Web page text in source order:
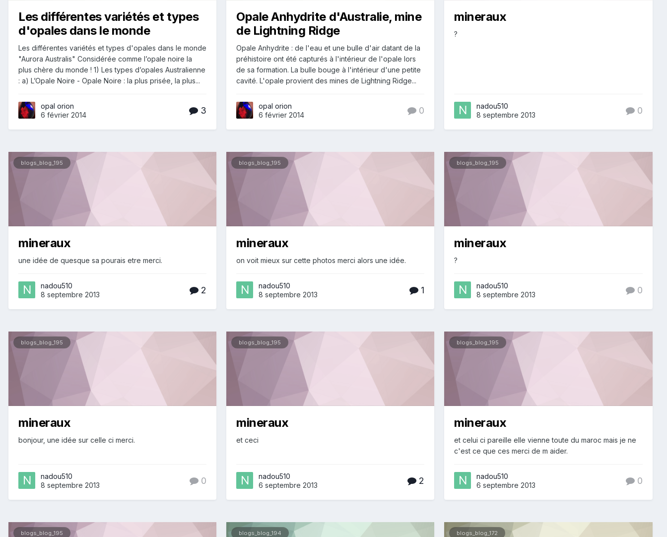
Les différentes variétés et types
d'opales dans le monde
Les différentes variétés et types d'opales dans le monde
"Aurora Australis" Considérée comme l’opale noire la
plus chère du monde ! 1) Les types d’opales Australienne
: a) L’Opale Noire - Opale Noire : la plus prisée, la plus...
opal orion
6 février 2014
3
Opale Anhydrite d'Australie, mine
de Lightning Ridge
Opale Anhydrite : de l'eau et une bulle d'air datant de la
préhistoire ont été capturés à l'intérieur de l'opale lors
de sa formation. La bulle bouge à l'intérieur d'une petite
cavité. L'opale provient des mines de Lightning Ridge...
opal orion
6 février 2014
0
mineraux
?
nadou510
8 septembre 2013
0
blogs_blog_195
mineraux
une idée de quesque sa pourais etre merci.
nadou510
8 septembre 2013
2
blogs_blog_195
mineraux
on voit mieux sur cette photos merci alors une idée.
nadou510
8 septembre 2013
1
blogs_blog_195
mineraux
?
nadou510
8 septembre 2013
0
blogs_blog_195
mineraux
bonjour, une idée sur celle ci merci.
nadou510
8 septembre 2013
0
blogs_blog_195
mineraux
et ceci
nadou510
6 septembre 2013
2
blogs_blog_195
mineraux
et celui ci pareille elle vienne toute du maroc mais je ne
c'est ce que ces merci de m aider.
nadou510
6 septembre 2013
0
blogs_blog_195 blogs_blog_194 blogs_blog_172